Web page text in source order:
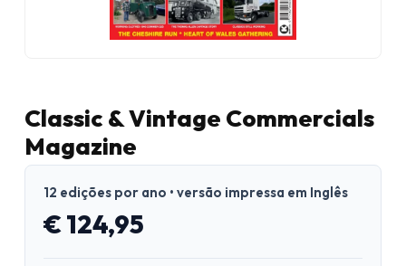
Classic & Vintage Commercials
Magazine
12 edições por ano • versão impressa em Inglês
€ 124,95